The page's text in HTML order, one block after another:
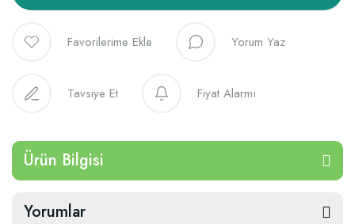
Yorum Yaz
Tavsiye Et Fiyat Alarmı
Ürün Bilgisi
Yorumlar